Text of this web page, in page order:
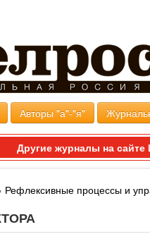
Авторы "а"-"я"
Другие журналы на
Рефлексивные процессы и